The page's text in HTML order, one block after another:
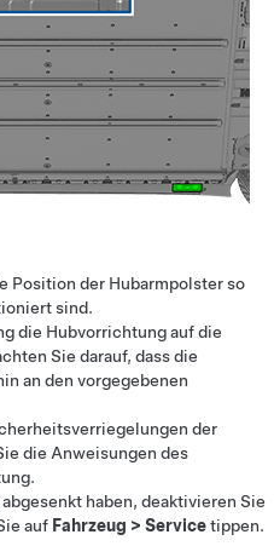
Position der Hubarmpolster so
sind.
die Hubvorrichtung auf die
Sie darauf, dass die
an den vorgegebenen
der
die Anweisungen des
haben, deaktivieren Sie
auf Fahrzeug > Servicetippen.